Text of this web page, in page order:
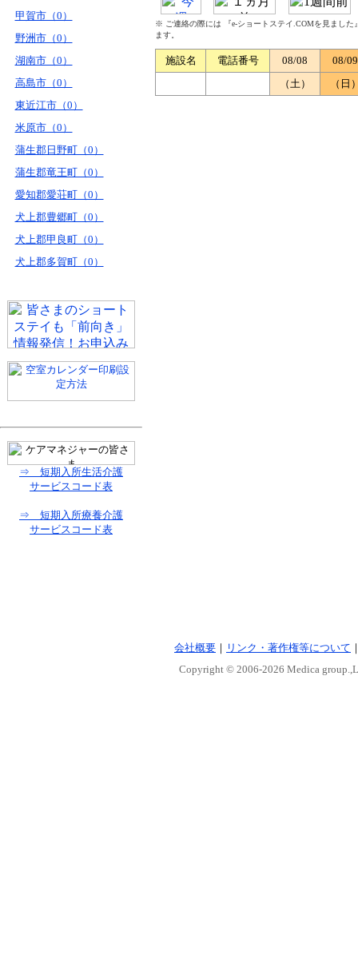
甲賀市（0）
野洲市（0）
湖南市（0）
高島市（0）
東近江市（0）
米原市（0）
蒲生郡日野町（0）
蒲生郡竜王町（0）
愛知郡愛荘町（0）
犬上郡豊郷町（0）
犬上郡甲良町（0）
犬上郡多賀町（0）
⇒ 短期入所生活介護
サービスコード表
⇒ 短期入所療養介護
サービスコード表
※ ご連絡の際には 『e-ショートステイ.COMを見まし
ます。
施設名 電話番号 08/08
08/09
（土）
（日
会社概要 ｜ リンク・著作権等について
Copyright © 2006-2026 Medica